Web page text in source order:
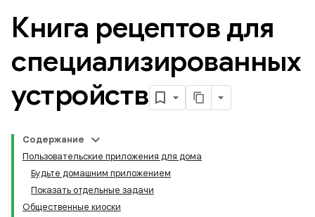
Книга рецептов для
специализированных
устройств
Содержание
Пользовательские приложения для дома
Будьте домашним приложением
Показать отдельные задачи
Общественные киоски